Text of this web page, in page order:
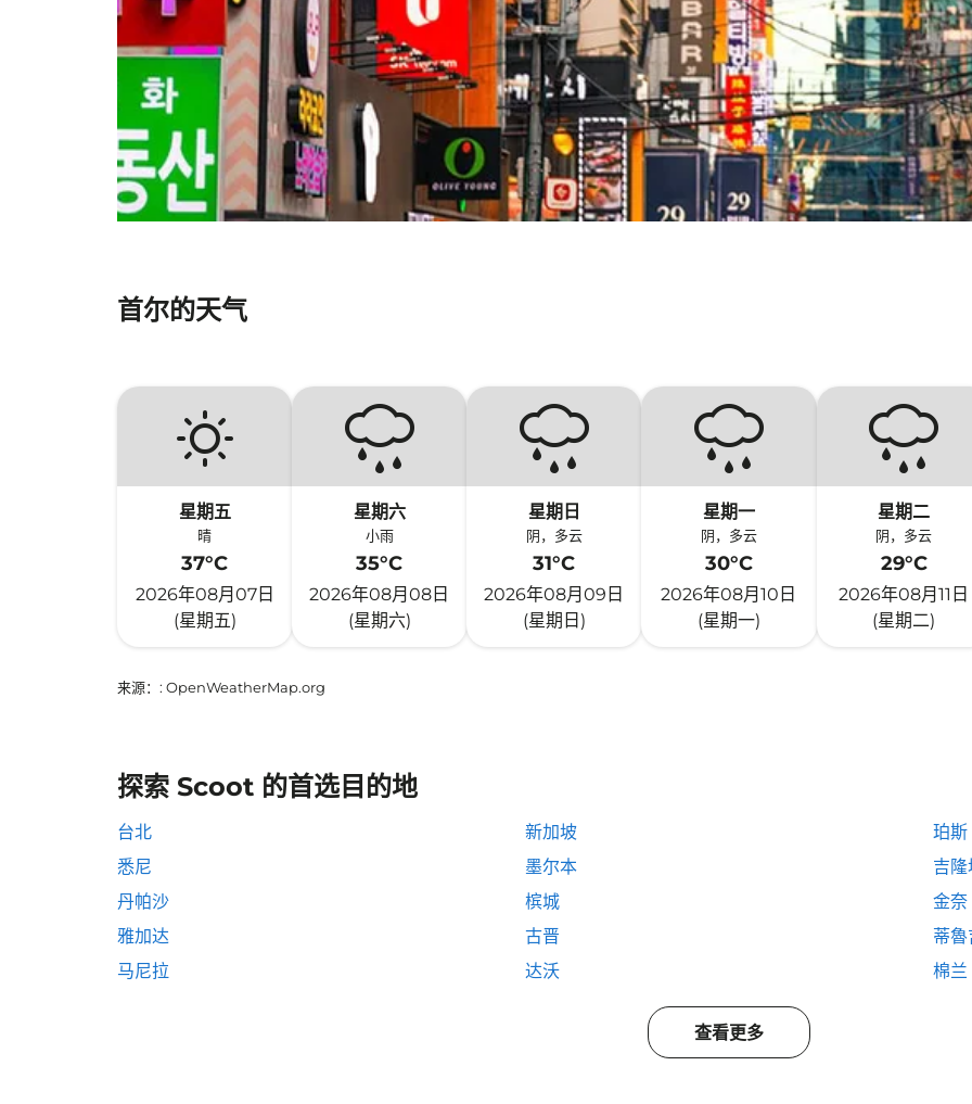
首尔的天气
星期五
晴
37°C
2026年08月07日
(星期五)
星期六
小雨
35°C
2026年08月08日
(星期六)
星期日
阴，多云
31°C
2026年08月09日
(星期日)
星期一
阴，多云
30°C
2026年08月10日
(星期一)
星期二
阴，多云
29°C
2026年08月11日
(星期二)
来源： : OpenWeatherMap.org
探索 Scoot 的首选目的地
台北 新加坡
珀斯
悉尼
墨尔本
吉隆
丹帕沙
槟城
金奈
雅加达
古晋
蒂魯
马尼拉
达沃 棉兰
查看更多